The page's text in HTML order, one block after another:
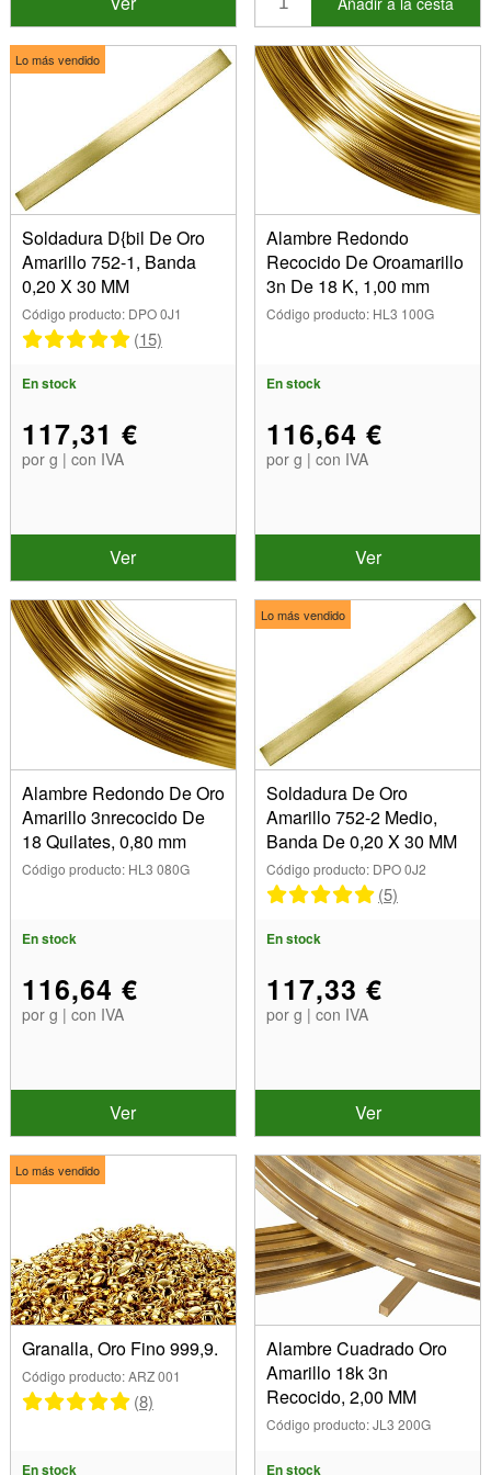
Lo más vendido
Soldadura D{bil De Oro
Amarillo 752-1, Banda
0,20 X 30 MM
Código producto: DPO 0J1
(15)
En stock
117,31 €
por g | con IVA
Ver
Alambre Redondo
Recocido De Oroamarillo
3n De 18 K, 1,00 mm
Código producto: HL3 100G
En stock
116,64 €
por g | con IVA
Ver
Alambre Redondo De Oro
Amarillo 3nrecocido De
18 Quilates, 0,80 mm
Código producto: HL3 080G
En stock
116,64 €
por g | con IVA
Ver
Lo más vendido
Soldadura De Oro
Amarillo 752-2 Medio,
Banda De 0,20 X 30 MM
Código producto: DPO 0J2
(5)
En stock
117,33 €
por g | con IVA
Ver
Lo más vendido
Granalla, Oro Fino 999,9.
Código producto: ARZ 001
(8)
En stock
Alambre Cuadrado Oro
Amarillo 18k 3n
Recocido, 2,00 MM
Código producto: JL3 200G
En stock